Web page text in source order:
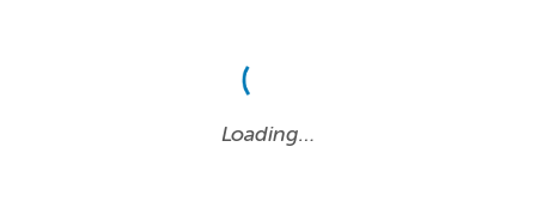
Loading…